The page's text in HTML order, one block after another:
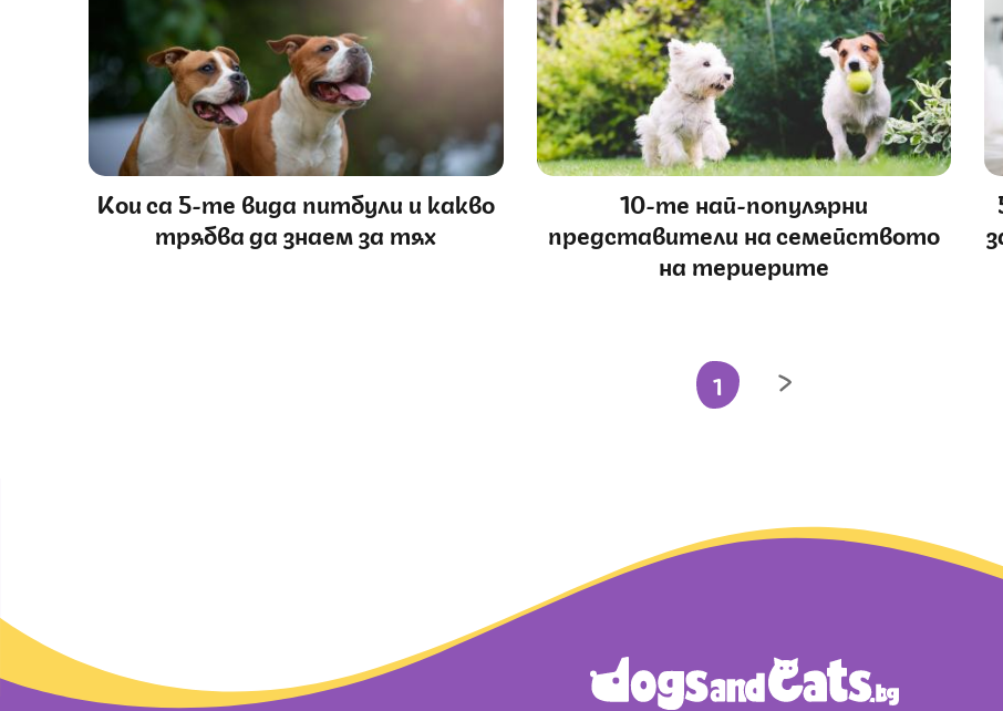
Кои са 5-те вида питбули и какво
трябва да знаем за тях
10-те най-популярни
представители на семейството
на териерите
1